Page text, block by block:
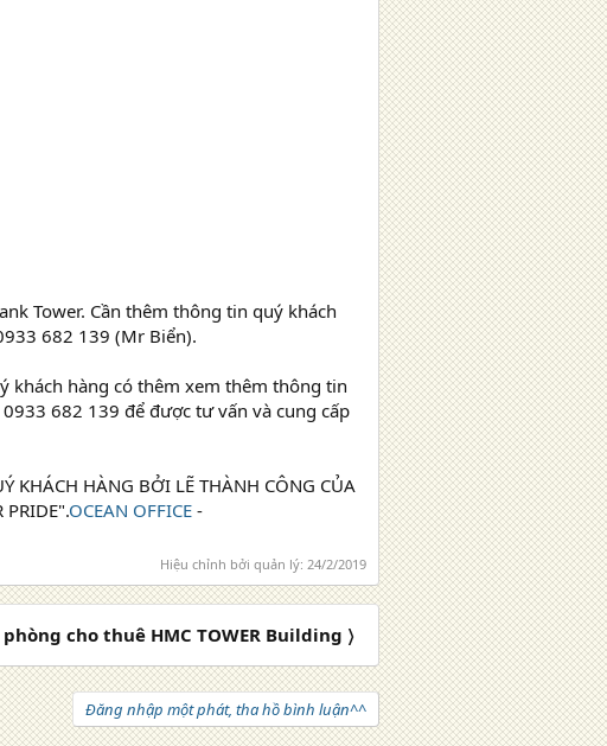
Tower. Cần thêm thông tin quý khách
682 139 (Mr Biển).
khách hàng có thêm xem thêm thông tin
682 139 để được tư vấn và cung cấp
KHÁCH HÀNG BỞI LẼ THÀNH CÔNG CỦA
PRIDE".OCEAN OFFICE -
Hiệu chỉnh bởi quản lý: 24/2/2019
cho thuê HMC TOWER Building 〉
Đăng nhập một phát, tha hồ bình luận^^